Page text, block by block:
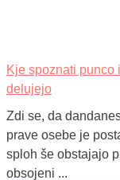
Kje spoznati punco
delujejo
Zdi se, da
prave osebe je
sploh še obstajajo
obsojeni ...